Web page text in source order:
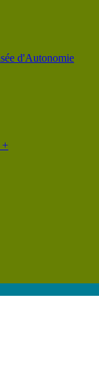
d'Autonomie
+